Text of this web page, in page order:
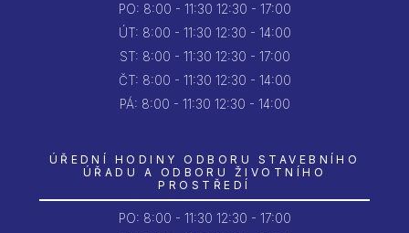
PO: 8:00 - 11:30 12:30 - 17:00
ÚT: 8:00 - 11:30 12:30 - 14:00
ST: 8:00 - 11:30 12:30 - 17:00
ČT: 8:00 - 11:30 12:30 - 14:00
PÁ: 8:00 - 11:30 12:30 - 14:00
ÚŘEDNÍ HODINY ODBORU STAVEBNÍHO
ÚŘADU A ODBORU ŽIVOTNÍHO
PROSTŘEDÍ
PO: 8:00 - 11:30 12:30 - 17:00